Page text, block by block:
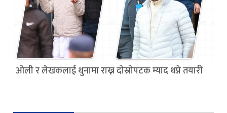
ओली र लेखकलाई थुनामा राख्न दोस्रोपटक म्याद थप्ने तयारी